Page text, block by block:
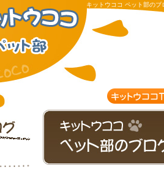
キットウココ ペット部の
ンの今・・ | 有限会社キッ